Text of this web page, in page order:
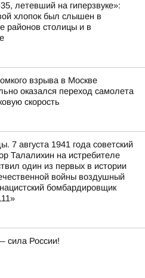
летевший на гиперзвуке»:
хлопок был слышен в
районов столицы и в
взрыва в Москве
оказался переход самолета
скорость
7 августа 1941 года советский
Талалихин на истребителе
один из первых в истории
войны воздушный
бомбардировщик
сила России!